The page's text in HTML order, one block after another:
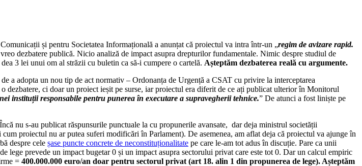
și pentru Societatea Informațională a anunțat că proiectul va intra într-un „regim de avizare rapid.
dezbatere publică. Nicio analiză de impact asupra drepturilor fundamentale. Nimic despre studiul de
3 lei unui om al străzii cu buletin ca să-i cumpere o cartelă. Așteptăm dezbaterea reală cu argumente.
a adopta un nou tip de act normativ – Ordonanța de Urgență a CSAT cu privire la interceptarea
ci doar un proiect ieșit pe surse, iar proiectul era diferit de ce ați publicat ulterior în Monitorul
instituții responsabile pentru punerea în executare a supravegherii tehnice.” De atunci a fost liniște pe
nu s-au publicat răspunsurile punctuale la cu propunerile avansate, dar deja ministrul societății
proiectul nu ar putea suferi modificări în Parlament). De asemenea, am aflat deja că proiectul va ajunge în
despre cele șase puncte concrete de neconstituționalitate pe care le-am tot adus în discuție. Pare ca unii
lege prevede un impact bugetar 0 și un impact asupra sectorului privat care este tot 0. Dar un calcul empiric
= 400.000.000 euro/an doar pentru sectorul privat (art 18. alin 1 din propunerea de lege). Așteptăm